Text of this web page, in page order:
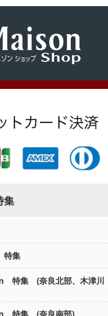
集
集
特集 (奈良北部、木津川